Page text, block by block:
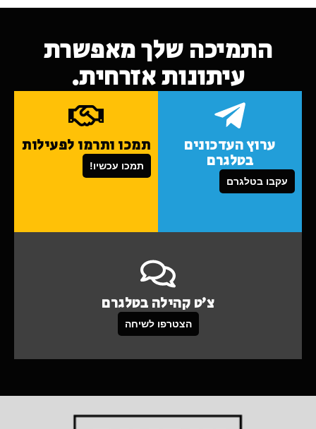
התמיכה שלך מאפשרת
עיתונות אזרחית.
ערוץ העדכונים
בטלגרם
עקבו בטלגרם
תמכו ותרמו לפעילות
תמכו עכשיו!
צ'ט קהילה בטלגרם
הצטרפו לשיחה